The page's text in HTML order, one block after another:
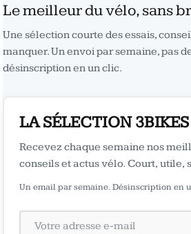
Le meilleur du vélo, sans
Une sélection courte des essais,
manquer. Un envoi par semaine, pas
désinscription en un clic.
LA SÉLECTION 3BIKES
Recevez chaque semaine nos
conseils et actus vélo. Court, utile,
Un email par semaine. Désinscription en